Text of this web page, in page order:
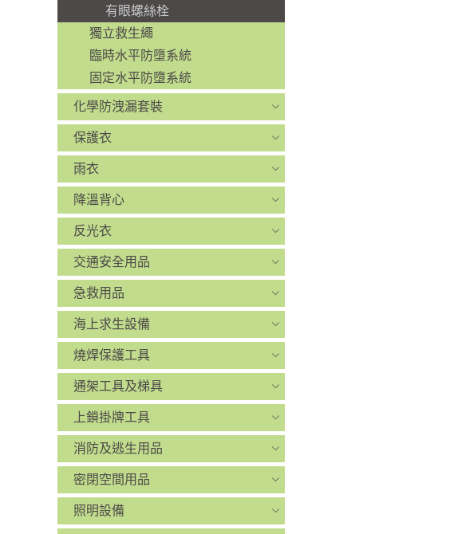
有眼螺絲栓
獨立救生繩
臨時水平防墮系統
固定水平防墮系統
化學防洩漏套裝
保護衣
雨衣
降溫背心
反光衣
交通安全用品
急救用品
海上求生設備
燒焊保護工具
通架工具及梯具
上鎖掛牌工具
消防及逃生用品
密閉空間用品
照明設備